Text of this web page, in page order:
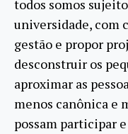
todos somos
universidade, com
gestão e propor
desconstruir os
aproximar as
menos canônica e
possam participar